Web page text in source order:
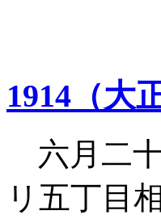
1914（大
六月二
リ五丁目